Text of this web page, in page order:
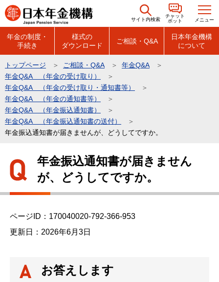
こ
の
の
先
頭
で
す
サイト内検索
チャット
ボット
メニュー
年金の制度・
手続き
様式の
ダウンロード
ご相談・Q&A
日本年金機構
について
トップページ ご相談・Q&A
年金Q&A
年金Q&A （年金の受け取り）
年金Q&A （年金の受け取り・通知書等）
年金Q&A （年金の通知書等）
年金Q&A （年金振込通知書）
年金Q&A （年金振込通知書の送付）
年金振込通知書が届きませんが、どうしてですか。
年金振込通知書が届きません
が、どうしてですか。
ページID：170040020-792-366-953
更新日：2026年6月3日
お答えします